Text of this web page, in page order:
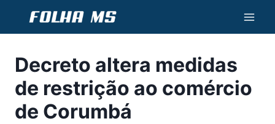
Conteúdo
Decreto altera medidas
de restrição ao comércio
de Corumbá